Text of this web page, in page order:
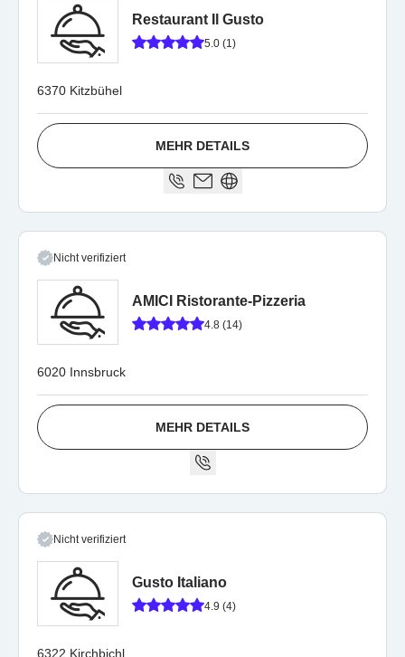
Restaurant Il Gusto
5.0 (1)
6370 Kitzbühel
MEHR DETAILS
Nicht verifiziert
AMICI Ristorante-Pizzeria
4.8 (14)
6020 Innsbruck
MEHR DETAILS
Nicht verifiziert
Gusto Italiano
4.9 (4)
6322 Kirchbichl